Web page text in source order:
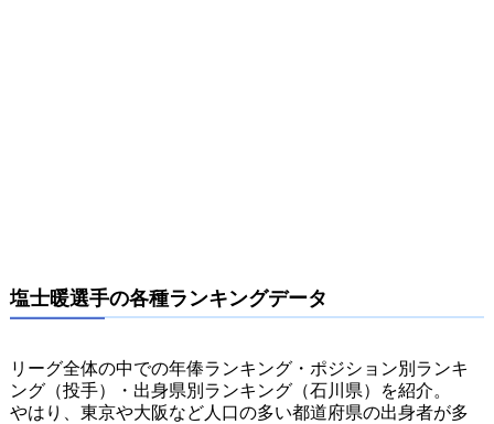
塩士暖選手の各種ランキングデータ
リーグ全体の中での年俸ランキング・ポジション別ランキ
ング（投手）・出身県別ランキング（石川県）を紹介。
やはり、東京や大阪など人口の多い都道府県の出身者が多